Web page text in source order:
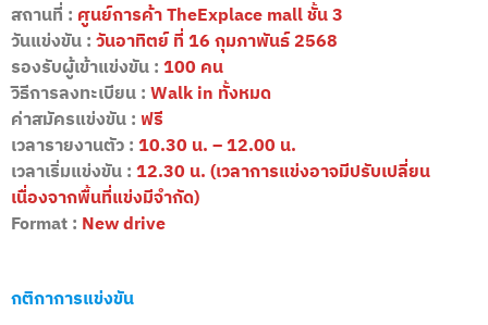
สถานที่ : ศูนย์การค้า TheExplace mall ชั้น 3
วันแข่งขัน :วันอาทิตย์ ที่ 16 กุมภาพันธ์ 2568
รองรับผู้เข้าแข่งขัน :100 คน
วิธีการลงทะเบียน :Walk in ทั้งหมด
ค่าสมัครแข่งขัน : ฟรี
เวลารายงานตัว :10.30 น. – 12.00 น.
เวลาเริ่มแข่งขัน :12.30 น.(เวลาการแข่งอาจมีปรับเปลี่ยน
เนื่องจากพื้นที่แข่งมีจำกัด)
Format : New drive
กติกาการแข่งขัน